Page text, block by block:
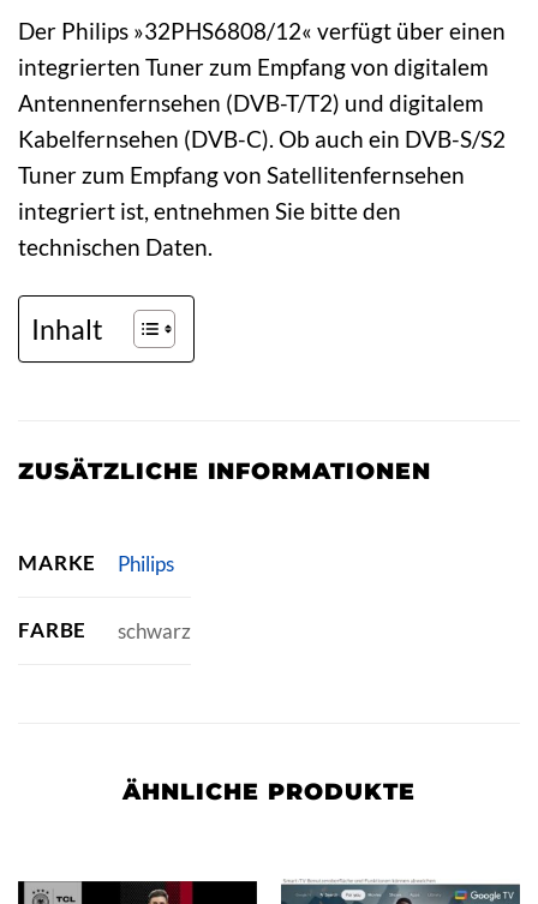
Der Philips »32PHS6808/12« verfügt über einen
integrierten Tuner zum Empfang von digitalem
Antennenfernsehen (DVB-T/T2) und digitalem
Kabelfernsehen (DVB-C). Ob auch ein DVB-S/S2
Tuner zum Empfang von Satellitenfernsehen
integriert ist, entnehmen Sie bitte den
technischen Daten.
Inhalt
ZUSÄTZLICHE INFORMATIONEN
MARKE Philips
FARBE schwarz
ÄHNLICHE PRODUKTE